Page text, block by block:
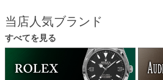
当店人気ブランド
すべてを見る